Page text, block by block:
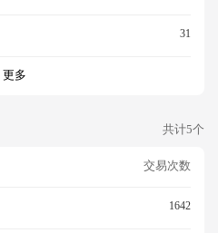
31
更多
共计5个
交易次数
1642